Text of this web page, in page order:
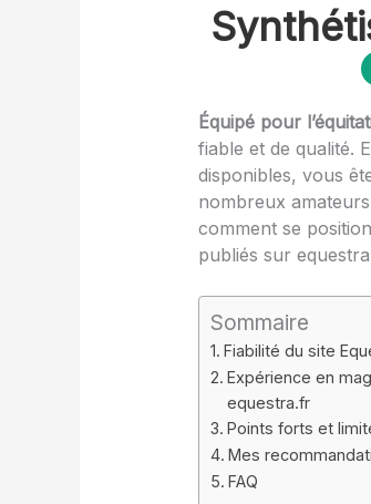
Équipé pour
fiable et de qualité.
disponibles, vous
nombreux
comment se
publiés sur
Sommaire
Fiabilité du site
Expérience en
equestra.fr
Points forts et
Mes
FAQ